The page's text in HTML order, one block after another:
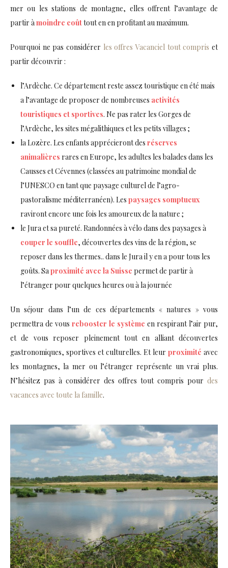
mer ou les stations de montagne, elles offrent l’avantage de
partir àmoindre coûttout en en profitant au maximum.
Pourquoi ne pas considérer les offres Vacanciel tout compris et
partir découvrir :
l’Ardèche. Ce département reste assez touristique en été mais
a l’avantage de proposer de nombreuses activités
touristiques et sportives. Ne pas rater les Gorges de
l’Ardèche, les sites mégalithiques et les petits villages ;
la Lozère. Les enfants apprécieront des réserves
animalières rares en Europe, les adultes les balades dans les
Causses et Cévennes (classées au patrimoine mondial de
l’UNESCO en tant que paysage culturel de l’agro-
pastoralisme méditerranéen). Les paysages somptueux
raviront encore une fois les amoureux de la nature ;
le Jura et sa pureté. Randonnées à vélo dans des paysages à
couper le souffle, découvertes des vins de la région, se
reposer dans les thermes.. dans le Jura il y en a pour tous les
goûts. Saproximité avec la Suisse permet de partir à
l’étranger pour quelques heures ou à la journée
Un séjour dans l’un de ces départements « natures » vous
permettra de vous rebooster le système en respirant l’air pur,
et de vous reposer pleinement tout en alliant découvertes
gastronomiques, sportives et culturelles. Et leur proximité avec
les montagnes, la mer ou l’étranger représente un vrai plus.
N’hésitez pas à considérer des offres tout compris pour des
vacances avec toute la famille.